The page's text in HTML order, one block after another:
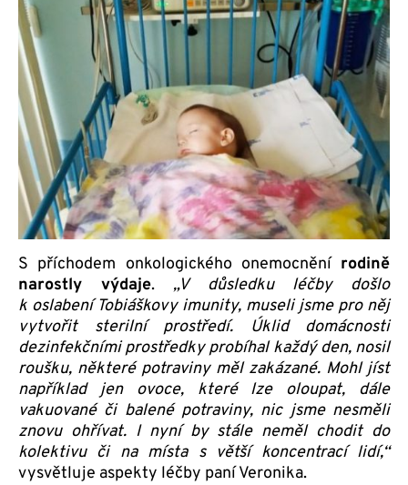
S příchodem onkologického onemocnění rodině
narostly výdaje. „V důsledku léčby došlo
k oslabení Tobiáškovy imunity, museli jsme pro něj
vytvořit sterilní prostředí. Úklid domácnosti
dezinfekčními prostředky probíhal každý den, nosil
roušku, některé potraviny měl zakázané. Mohl jíst
například jen ovoce, které lze oloupat, dále
vakuované či balené potraviny, nic jsme nesměli
znovu ohřívat. I nyní by stále neměl chodit do
kolektivu či na místa s větší koncentrací lidí,“
vysvětluje aspekty léčby paní Veronika.